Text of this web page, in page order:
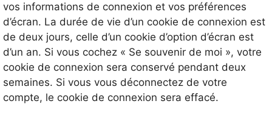
vos informations de connexion et vos préférences
d’écran. La durée de vie d’un cookie de connexion est
de deux jours, celle d’un cookie d’option d’écran est
d’un an. Si vous cochez « Se souvenir de moi », votre
cookie de connexion sera conservé pendant deux
semaines. Si vous vous déconnectez de votre
compte, le cookie de connexion sera effacé.